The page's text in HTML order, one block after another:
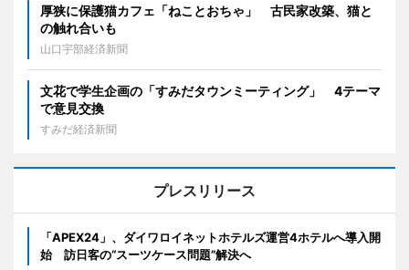
厚狭に保護猫カフェ「ねことおちゃ」 古民家改築、猫と
の触れ合いも
山口宇部経済新聞
文花で学生企画の「すみだタウンミーティング」 4テーマ
で意見交換
すみだ経済新聞
プレスリリース
「APEX24」、ダイワロイネットホテルズ運営4ホテルへ導入開
始 訪日客の“スーツケース問題”解決へ